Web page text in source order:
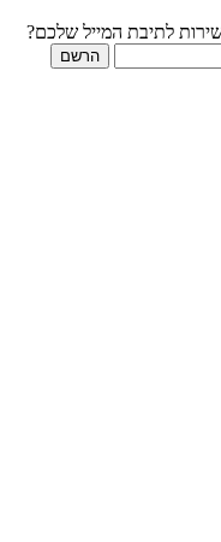
לתיבת המייל שלכם?